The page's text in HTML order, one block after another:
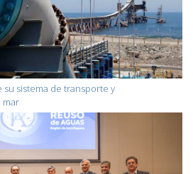
sistema de transporte y
mar